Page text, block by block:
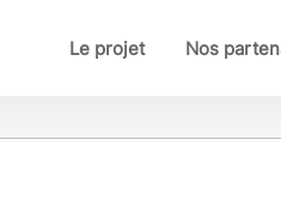
Le projet Nos